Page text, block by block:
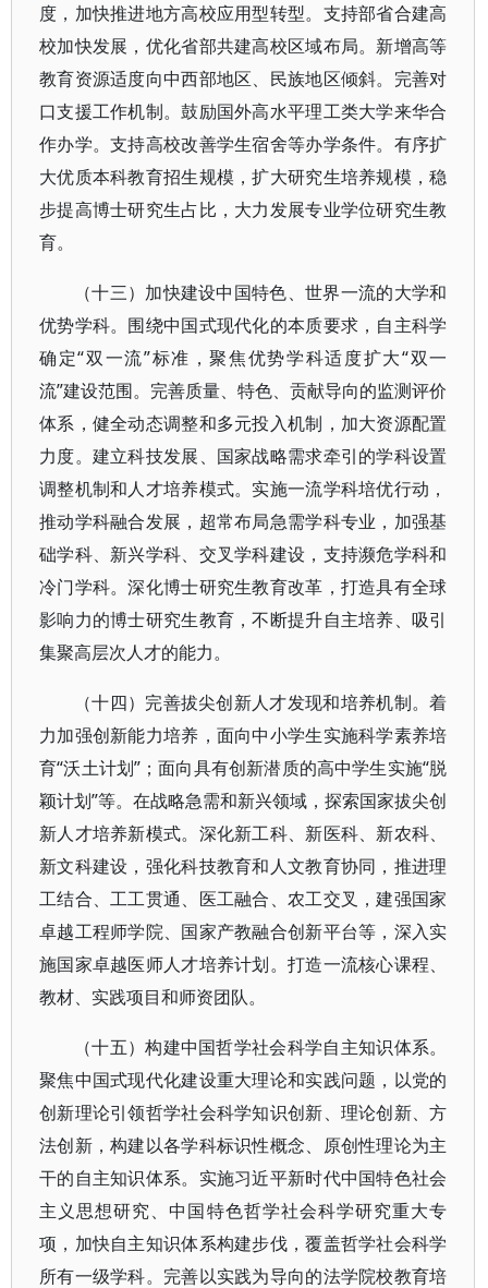
度，加快推进地方高校应用型转型。支持部省合建高
校加快发展，优化省部共建高校区域布局。新增高等
教育资源适度向中西部地区、民族地区倾斜。完善对
口支援工作机制。鼓励国外高水平理工类大学来华合
作办学。支持高校改善学生宿舍等办学条件。有序扩
大优质本科教育招生规模，扩大研究生培养规模，稳
步提高博士研究生占比，大力发展专业学位研究生教
育。
（十三）加快建设中国特色、世界一流的大学和
优势学科。围绕中国式现代化的本质要求，自主科学
确定“双一流”标准，聚焦优势学科适度扩大“双一
流”建设范围。完善质量、特色、贡献导向的监测评价
体系，健全动态调整和多元投入机制，加大资源配置
力度。建立科技发展、国家战略需求牵引的学科设置
调整机制和人才培养模式。实施一流学科培优行动，
推动学科融合发展，超常布局急需学科专业，加强基
础学科、新兴学科、交叉学科建设，支持濒危学科和
冷门学科。深化博士研究生教育改革，打造具有全球
影响力的博士研究生教育，不断提升自主培养、吸引
集聚高层次人才的能力。
（十四）完善拔尖创新人才发现和培养机制。着
力加强创新能力培养，面向中小学生实施科学素养培
育“沃土计划”；面向具有创新潜质的高中学生实施“脱
颖计划”等。在战略急需和新兴领域，探索国家拔尖创
新人才培养新模式。深化新工科、新医科、新农科、
新文科建设，强化科技教育和人文教育协同，推进理
工结合、工工贯通、医工融合、农工交叉，建强国家
卓越工程师学院、国家产教融合创新平台等，深入实
施国家卓越医师人才培养计划。打造一流核心课程、
教材、实践项目和师资团队。
（十五）构建中国哲学社会科学自主知识体系。
聚焦中国式现代化建设重大理论和实践问题，以党的
创新理论引领哲学社会科学知识创新、理论创新、方
法创新，构建以各学科标识性概念、原创性理论为主
干的自主知识体系。实施习近平新时代中国特色社会
主义思想研究、中国特色哲学社会科学研究重大专
项，加快自主知识体系构建步伐，覆盖哲学社会科学
所有一级学科。完善以实践为导向的法学院校教育培